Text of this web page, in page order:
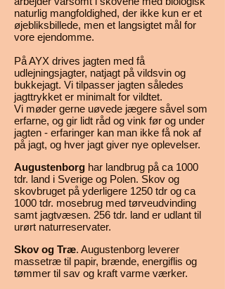
naturlig mangfoldighed, der ikke kun er et
øjebliksbillede, men et langsigtet mål for
vore ejendomme.
På AYX drives jagten med få
udlejningsjagter, natjagt på vildsvin og
bukkejagt. Vi tilpasser jagten således
jagttrykket er minimalt for vildtet.
Vi møder gerne uøvede jægere såvel som
erfarne, og gir lidt råd og vink før og under
jagten - erfaringer kan man ikke få nok af
på jagt, og hver jagt giver nye oplevelser.
Augustenborg har landbrug på ca 1000
tdr. land i Sverige og Polen. Skov og
skovbruget på yderligere 1250 tdr og ca
1000 tdr. mosebrug med tørveudvinding
samt jagtvæsen. 256 tdr. land er udlant til
urørt naturreservater.
Skov og Træ. Augustenborg leverer
massetræ til papir, brænde, energiflis og
tømmer til sav og kraft varme værker.